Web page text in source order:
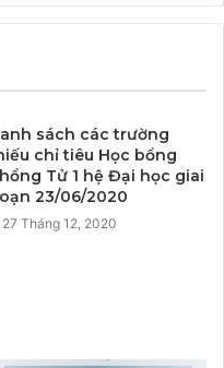
sách các trường
chỉ tiêu Học bổng
Tử 1 hệ Đại học giai
23/06/2020
27 Tháng 12, 2020